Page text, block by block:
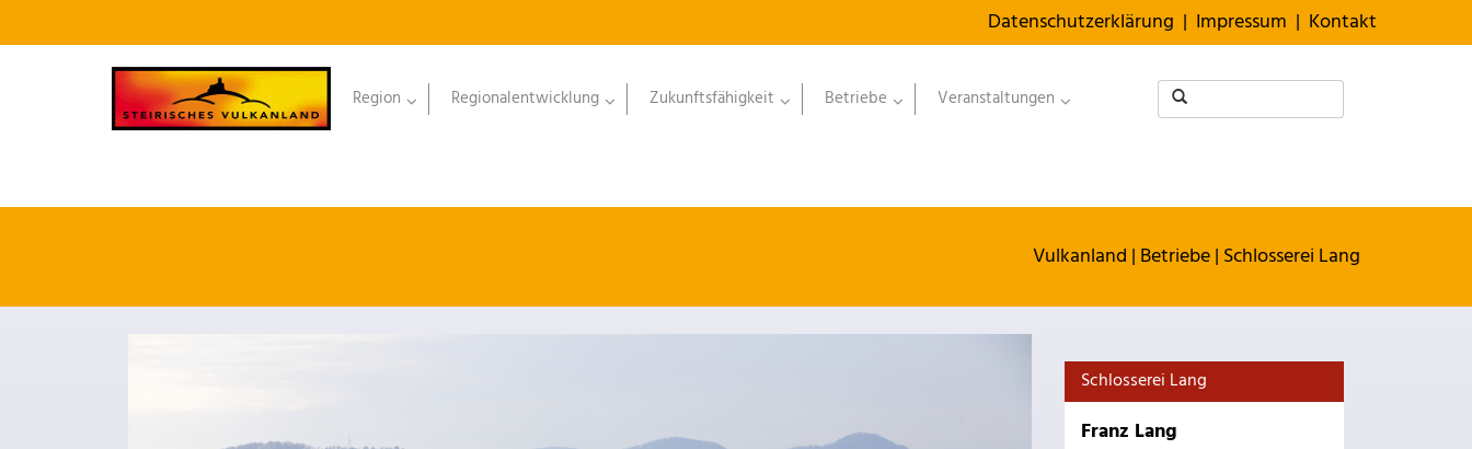
Datenschutzerklärung | Impressum | Kontakt
Region Regionalentwicklung Zukunftsfähigkeit Betriebe Veranstaltungen
Vulkanland | Betriebe| Schlosserei Lang
Schlosserei Lang
Franz Lang